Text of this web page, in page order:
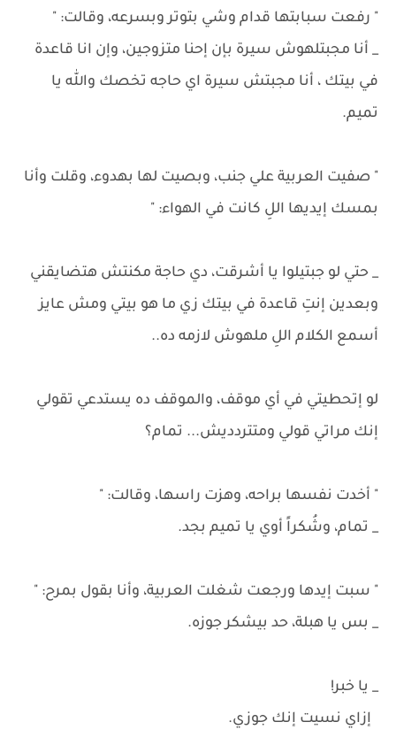
" رفعت سبابتها قدام وشي بتوتر وبسرعه، وقالت: "
_ أنا مجبتلهوش سيرة بإن إحنا متزوجين، وإن انا قاعدة
في بيتك ، أنا مجبتش سيرة اي حاجه تخصك والله يا
تميم.
" صفيت العربية علي جنب، وبصيت لها بهدوء، وقلت وأنا
بمسك إيديها اللِ كانت في الهواء: "
_ حتي لو جبتيلوا يا أشرقت، دي حاجة مكنتش هتضايقني
وبعدين إنتِ قاعدة في بيتك زي ما هو بيتي ومش عايز
أسمع الكلام اللِ ملهوش لازمه ده..
لو إتحطيتي في أي موقف، والموقف ده يستدعي تقولي
إنك مراتي قولي ومتتردديش... تمام؟
" أخدت نفسها براحه، وهزت راسها، وقالت: "
_ تمام، وشُكراً أوي يا تميم بجد.
" سبت إيدها ورجعت شغلت العربية، وأنا بقول بمرح: "
_ بس يا هبلة، حد بيشكر جوزه.
_ يا خبر!
إزاي نسيت إنك جوزي.